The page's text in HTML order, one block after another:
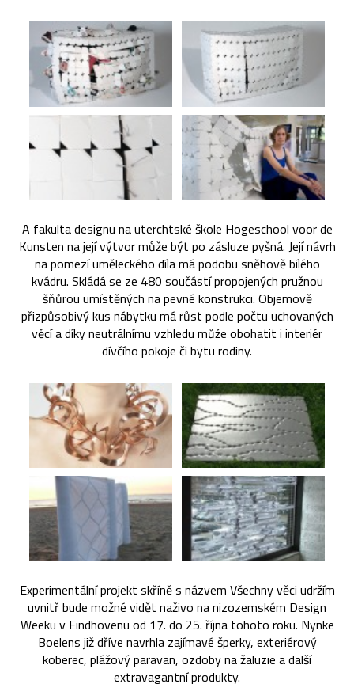
A fakulta designu na uterchtské škole Hogeschool voor de
Kunsten na její výtvor může být po zásluze pyšná. Její návrh
na pomezí uměleckého díla má podobu sněhově bílého
kvádru. Skládá se ze 480 součástí propojených pružnou
šňůrou umístěných na pevné konstrukci. Objemově
přizpůsobivý kus nábytku má růst podle počtu uchovaných
věcí a díky neutrálnímu vzhledu může obohatit i interiér
dívčího pokoje či bytu rodiny.
Experimentální projekt skříně s názvem Všechny věci udržím
uvnitř bude možné vidět naživo na nizozemském Design
Weeku v Eindhovenu od 17. do 25. října tohoto roku. Nynke
Boelens již dříve navrhla zajímavé šperky, exteriérový
koberec, plážový paravan, ozdoby na žaluzie a další
extravagantní produkty.